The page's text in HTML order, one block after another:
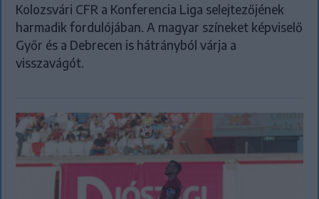
Kolozsvári CFR a Konferencia Liga selejtezőjének
harmadik fordulójában. A magyar színeket képviselő
Győr és a Debrecen is hátrányból várja a
visszavágót.